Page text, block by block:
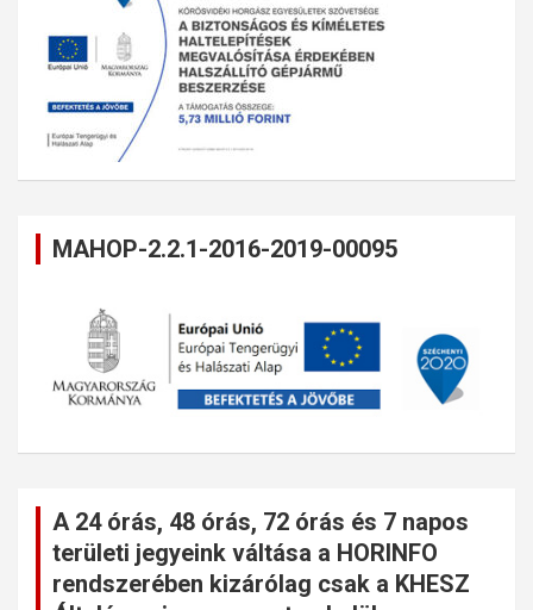
MAHOP-2.2.1-2016-2019-00095
A 24 órás, 48 órás, 72 órás és 7 napos
területi jegyeink váltása a HORINFO
rendszerében kizárólag csak a KHESZ